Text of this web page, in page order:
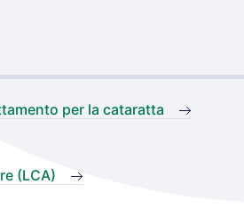
per la cataratta
(LCA)